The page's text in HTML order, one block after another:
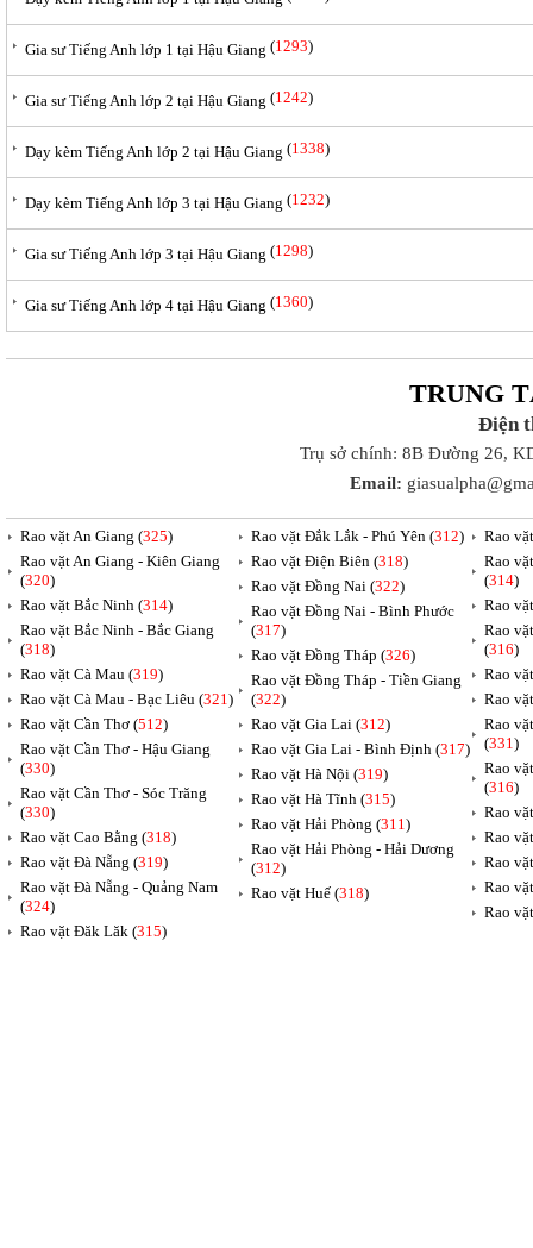
Gia sư Tiếng Anh lớp 1 tại Hậu Giang (1293)
Gia sư Tiếng Anh lớp 2 tại Hậu Giang (1242)
Dạy kèm Tiếng Anh lớp 2 tại Hậu Giang (1338)
Dạy kèm Tiếng Anh lớp 3 tại Hậu Giang (1232)
Gia sư Tiếng Anh lớp 3 tại Hậu Giang (1298)
Gia sư Tiếng Anh lớp 4 tại Hậu Giang (1360)
TRUNG
Điện
Trụ sở chính: 8B Đường 26,
Email:
Rao vặt An Giang (325)
Rao vặt An Giang - Kiên Giang
(320)
Rao vặt Bắc Ninh (314)
Rao vặt Bắc Ninh - Bắc Giang
(318)
Rao vặt Cà Mau (319)
Rao vặt Cà Mau - Bạc Liêu (321)
Rao vặt Cần Thơ (512)
Rao vặt Cần Thơ - Hậu Giang
(330)
Rao vặt Cần Thơ - Sóc Trăng
(330)
Rao vặt Cao Bằng (318)
Rao vặt Đà Nẵng (319)
Rao vặt Đà Nẵng - Quảng Nam
(324)
Rao vặt Đăk Lăk (315)
Rao vặt Đắk Lắk - Phú Yên (312)
Rao vặt Điện Biên (318)
Rao vặt Đồng Nai (322)
Rao vặt Đồng Nai - Bình Phước
(317)
Rao vặt Đồng Tháp (326)
Rao vặt Đồng Tháp - Tiền Giang
(322)
Rao vặt Gia Lai (312)
Rao vặt Gia Lai - Bình Định (317)
Rao vặt Hà Nội (319)
Rao vặt Hà Tĩnh (315)
Rao vặt Hải Phòng (311)
Rao vặt Hải Phòng - Hải Dương
(312)
Rao vặt Huế (318)
Rao
Rao
(314)
Rao
Rao
(316)
Rao
Rao
Rao
(331)
Rao
(316)
Rao
Rao
Rao
Rao
Rao